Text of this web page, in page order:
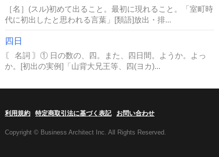
［名］(スル)初めて出ること。最初に現れること。「室町時
代に初出したと思われる言葉」[類語]放出・排...
四日
〘 名詞 〙① 日の数の、四。また、四日間。ようか。よっ
か。[初出の実例]「山背大兄王等、四(ヨカ)...
利用規約 特定商取引法に基づく表記 お問い合わせ
Copyright © Business Architect Inc. All Rights Reserved.